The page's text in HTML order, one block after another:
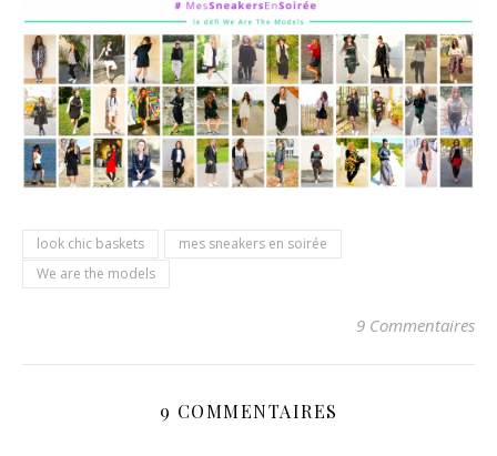
look chic baskets
mes sneakers en soirée
We are the models
9 Commentaires
9 COMMENTAIRES